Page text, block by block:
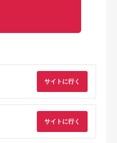
サイトに行く
サイトに行く